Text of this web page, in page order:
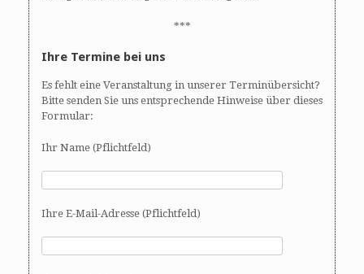
***
Ihre Termine bei uns
Es fehlt eine Veranstaltung in unserer Terminübersicht?
Bitte senden Sie uns entsprechende Hinweise über dieses
Formular:
Ihr Name (Pflichtfeld)
Ihre E-Mail-Adresse (Pflichtfeld)